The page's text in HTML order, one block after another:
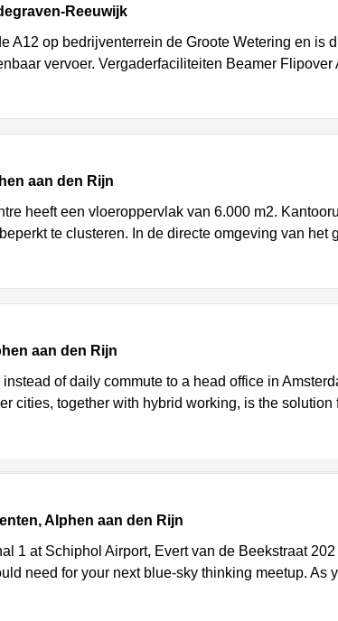
Reeuwijk
Reeuwijk
A12 op bedrijventerrein de Groote Wetering en is
vervoer. Vergaderfaciliteiten Beamer
aan den Rijn
aan den Rijn
heeft een vloeroppervlak van 6.000 m2.
te clusteren. In de directe omgeving van het
aan den Rijn
aan den Rijn
of daily commute to a head office in
cities, together with hybrid working, is the solution
172-184, Alphen aan den Rijn
Alphen aan den Rijn
1 at Schiphol Airport, Evert van de Beekstraat
need for your next blue-sky thinking meetup. As